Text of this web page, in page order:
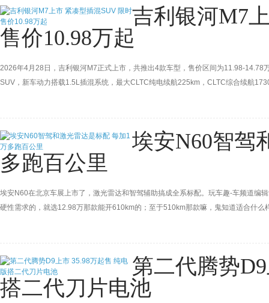
吉利银河M7
售价10.98万起
2026年4月28日，吉利银河M7正式上市，共推出4款车型，售价区间为11.98-
SUV，新车动力搭载1.5L插混系统，最大CLTC纯电续航225km，CLTC综合续航
埃安N60智驾
多跑百公里
埃安N60在北京车展上市了，激光雷达和智驾辅助搞成全系标配。玩车趣-车频道编
硬性需求的，就选12.98万那款能开610km的；至于510km那款嘛，鬼知道适合什么
第二代腾势
搭二代刀片电池